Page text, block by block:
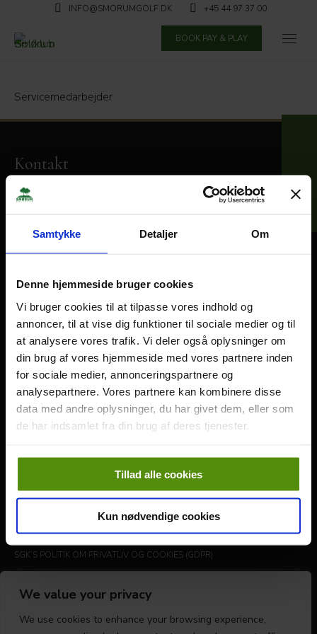
We value your privacy
We use cookies to enhance your browsing experience,
Samtykke Detaljer Om
Denne hjemmeside bruger cookies
Vi bruger cookies til at tilpasse vores indhold og
annoncer, til at vise dig funktioner til sociale medier og til
at analysere vores trafik. Vi deler også oplysninger om
din brug af vores hjemmeside med vores partnere inden
for sociale medier, annonceringspartnere og
analysepartnere. Vores partnere kan kombinere disse
data med andre oplysninger, du har givet dem, eller som
de har indsamlet fra din brug af deres tjenester.
Tillad alle cookies
Kun nødvendige cookies
INFO@SMORUMGOLF.DK +45 44 97 37 00
BOOK PAY & PLAY
Servicemedarbejder
Kontakt
Skebjergvej 46 · 2765 Smørum
CVR: 33328990
Bankforbindelse:
Reg.nr.: 5317
Kontonummer: 0000258125
Følg os
Genveje
SGK STRATEGI- OG VISIONSPLAN 2025-2027
SGK’S POLITIK OM PRIVATLIV OG COOKIES (GDPR)